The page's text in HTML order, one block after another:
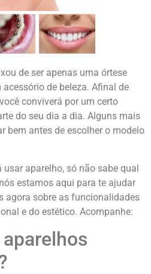
de ser apenas uma órtese
de beleza. Afinal de
conviverá por um certo
do seu dia a dia. Alguns mais
bem antes de escolher o modelo
usar aparelho, só não sabe qual
estamos aqui para te ajudar
agora sobre as funcionalidades
e do estético. Acompanhe: